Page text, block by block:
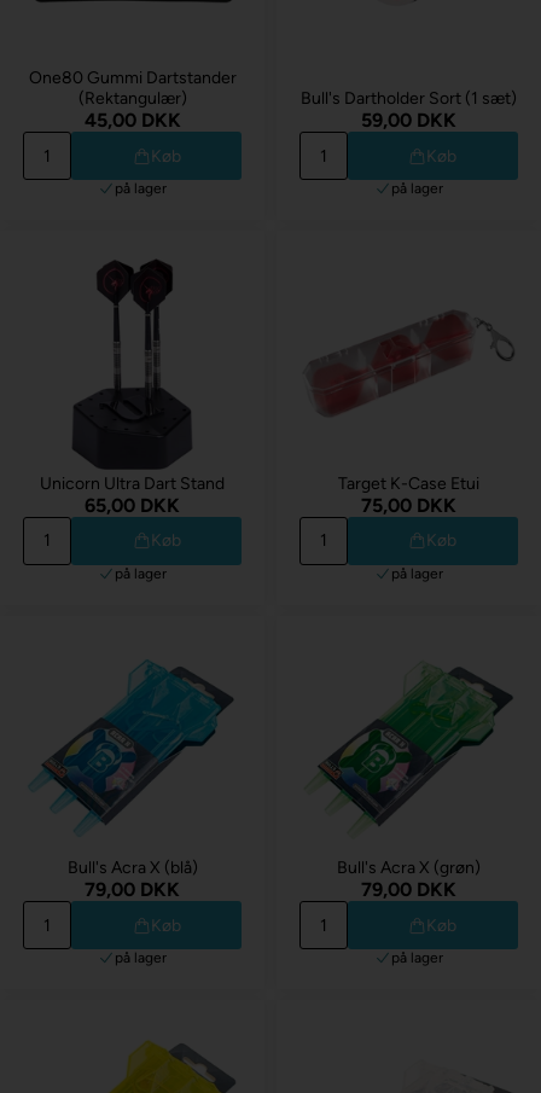
One80 Gummi Dartstander
(Rektangulær)
45,00 DKK
Køb
på lager
Bull's Dartholder Sort (1 sæt)
59,00 DKK
Køb
på lager
Unicorn Ultra Dart Stand
65,00 DKK
Køb
på lager
Target K-Case Etui
75,00 DKK
Køb
på lager
Bull's Acra X (blå)
79,00 DKK
Køb
på lager
Bull's Acra X (grøn)
79,00 DKK
Køb
på lager